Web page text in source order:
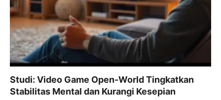
Studi: Video Game Open-World Tingkatkan
Stabilitas Mental dan Kurangi Kesepian